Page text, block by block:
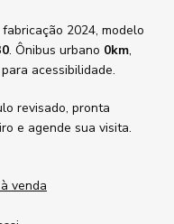
2024, modelo
. Ônibus urbano 0km,
acessibilidade.
revisado, pronta
e agende sua visita.
venda